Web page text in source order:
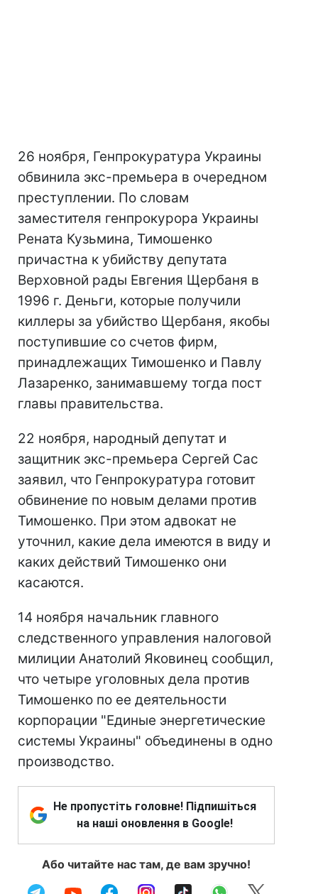
26 ноября, Генпрокуратура Украины
обвинила экс-премьера в очередном
преступлении. По словам
заместителя генпрокурора Украины
Рената Кузьмина, Тимошенко
причастна к убийству депутата
Верховной рады Евгения Щербаня в
1996 г. Деньги, которые получили
киллеры за убийство Щербаня, якобы
поступившие со счетов фирм,
принадлежащих Тимошенко и Павлу
Лазаренко, занимавшему тогда пост
главы правительства.
22 ноября, народный депутат и
защитник экс-премьера Сергей Сас
заявил, что Генпрокуратура готовит
обвинение по новым делами против
Тимошенко. При этом адвокат не
уточнил, какие дела имеются в виду и
каких действий Тимошенко они
касаются.
14 ноября начальник главного
следственного управления налоговой
милиции Анатолий Яковинец сообщил,
что четыре уголовных дела против
Тимошенко по ее деятельности
корпорации "Единые энергетические
системы Украины" объединены в одно
производство.
Не пропустіть головне! Підпишіться
на наші оновлення в Google!
Або читайте нас там, де вам зручно!